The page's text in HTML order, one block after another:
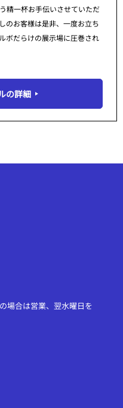
精一杯お手伝いさせていただ
のお客様は是非、一度お立ち
ボだらけの展示場に圧巻され
の詳細
場合は営業、翌水曜日を